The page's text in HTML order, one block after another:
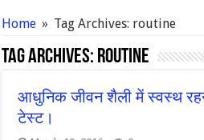
Home » Tag Archives: routine
Tag Archives: routine
आधुनिक जीवन शैली में स्वस्थ
टेस्ट।